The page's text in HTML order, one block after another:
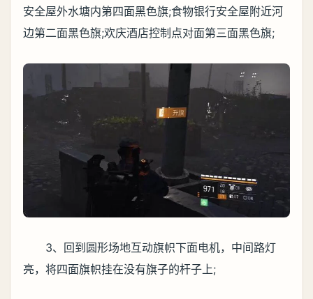
安全屋外水塘内第四面黑色旗;食物银行安全屋附近河
边第二面黑色旗;欢庆酒店控制点对面第三面黑色旗;
3、回到圆形场地互动旗帜下面电机，中间路灯
亮，将四面旗帜挂在没有旗子的杆子上;